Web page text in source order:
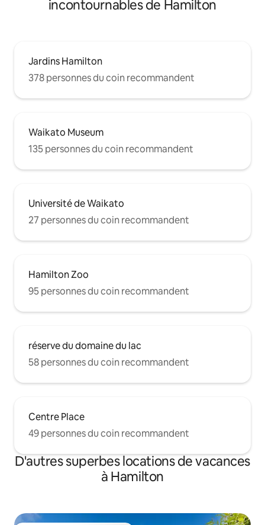
incontournables de Hamilton
Jardins Hamilton
378 personnes du coin recommandent
Waikato Museum
135 personnes du coin recommandent
Université de Waikato
27 personnes du coin recommandent
Hamilton Zoo
95 personnes du coin recommandent
réserve du domaine du lac
58 personnes du coin recommandent
Centre Place
49 personnes du coin recommandent
D'autres superbes locations de vacances
à Hamilton